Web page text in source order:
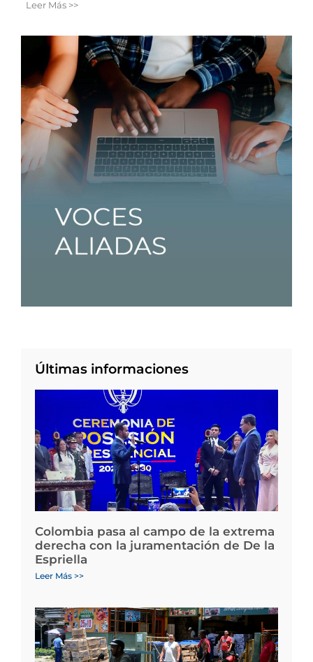
Leer Más >>
Últimas informaciones
Colombia pasa al campo de la extrema
derecha con la juramentación de De la
Espriella
Leer Más >>